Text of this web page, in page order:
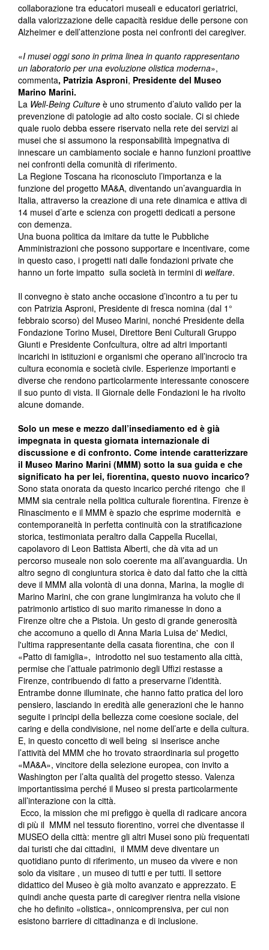
collaborazione tra educatori museali e educatori geriatrici,
dalla valorizzazione delle capacità residue delle persone con
Alzheimer e dell’attenzione posta nei confronti dei caregiver.
«I musei oggi sono in prima linea in quanto rappresentano
un laboratorio per una evoluzione olistica moderna»,
commenta, Patrizia Asproni, Presidente del Museo
Marino Marini.
La Well-Being Culture è uno strumento d’aiuto valido per la
prevenzione di patologie ad alto costo sociale. Ci si chiede
quale ruolo debba essere riservato nella rete dei servizi ai
musei che si assumono la responsabilità impegnativa di
innescare un cambiamento sociale e hanno funzioni proattive
nei confronti della comunità di riferimento.
La Regione Toscana ha riconosciuto l’importanza e la
funzione del progetto MA&A, diventando un’avanguardia in
Italia, attraverso la creazione di una rete dinamica e attiva di
14 musei d’arte e scienza con progetti dedicati a persone
con demenza.
Una buona politica da imitare da tutte le Pubbliche
Amministrazioni che possono supportare e incentivare, come
in questo caso, i progetti nati dalle fondazioni private che
hanno un forte impatto sulla società in termini di welfare.
Il convegno è stato anche occasione d’incontro a tu per tu
con Patrizia Asproni, Presidente di fresca nomina (dal 1°
febbraio scorso) del Museo Marini, nonché Presidente della
Fondazione Torino Musei, Direttore Beni Culturali Gruppo
Giunti e Presidente Confcultura, oltre ad altri importanti
incarichi in istituzioni e organismi che operano all’incrocio tra
cultura economia e società civile. Esperienze importanti e
diverse che rendono particolarmente interessante conoscere
il suo punto di vista. Il Giornale delle Fondazioni le ha rivolto
alcune domande.
Solo un mese e mezzo dall’insediamento ed è già
impegnata in questa giornata internazionale di
discussione e di confronto. Come intende caratterizzare
il Museo Marino Marini (MMM) sotto la sua guida e che
significato ha per lei, fiorentina, questo nuovo incarico?
Sono stata onorata da questo incarico perché ritengo che il
MMM sia centrale nella politica culturale fiorentina. Firenze è
Rinascimento e il MMM è spazio che esprime modernità e
contemporaneità in perfetta continuità con la stratificazione
storica, testimoniata peraltro dalla Cappella Rucellai,
capolavoro di Leon Battista Alberti, che dà vita ad un
percorso museale non solo coerente ma all’avanguardia. Un
altro segno di congiuntura storica è dato dal fatto che la città
deve il MMM alla volontà di una donna, Marina, la moglie di
Marino Marini, che con grane lungimiranza ha voluto che il
patrimonio artistico di suo marito rimanesse in dono a
Firenze oltre che a Pistoia. Un gesto di grande generosità
che accomuno a quello di Anna Maria Luisa de' Medici,
l'ultima rappresentante della casata fiorentina, che con il
«Patto di famiglia», introdotto nel suo testamento alla città,
permise che l’attuale patrimonio degli Uffizi restasse a
Firenze, contribuendo di fatto a preservarne l’identità.
Entrambe donne illuminate, che hanno fatto pratica del loro
pensiero, lasciando in eredità alle generazioni che le hanno
seguite i principi della bellezza come coesione sociale, del
caring e della condivisione, nel nome dell’arte e della cultura.
E, in questo concetto di well being si inserisce anche
l’attività del MMM che ho trovato straordinaria sul progetto
«MA&A», vincitore della selezione europea, con invito a
Washington per l’alta qualità del progetto stesso. Valenza
importantissima perché il Museo si presta particolarmente
all’interazione con la città.
Ecco, la mission che mi prefiggo è quella di radicare ancora
di più il MMM nel tessuto fiorentino, vorrei che diventasse il
MUSEO della città: mentre gli altri Musei sono più frequentati
dai turisti che dai cittadini, il MMM deve diventare un
quotidiano punto di riferimento, un museo da vivere e non
solo da visitare , un museo di tutti e per tutti. Il settore
didattico del Museo è già molto avanzato e apprezzato. E
quindi anche questa parte di caregiver rientra nella visione
che ho definito «olistica», onnicomprensiva, per cui non
esistono barriere di cittadinanza e di inclusione.